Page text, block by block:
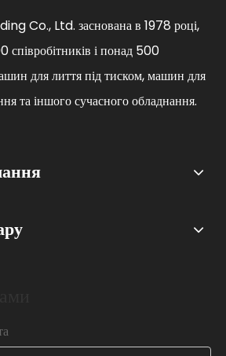
Co., Ltd. заснована в 1978 році,
співробітників і понад 500
для лиття під тиском, машин для
та іншого сучасного обладнання.